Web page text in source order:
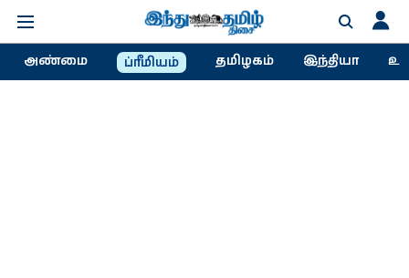
அண்மை ப்ரீமியம் தமிழகம் இந்தியா